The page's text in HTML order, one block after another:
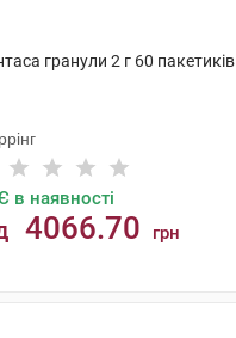
гранули 2 г 60 пакетиків
в наявності
4066.70 грн